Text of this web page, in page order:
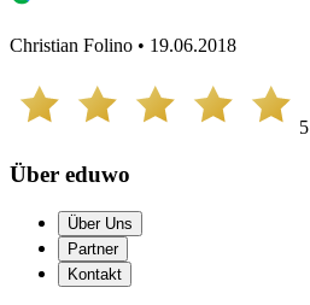
Christian Folino • 19.06.2018
5
Über eduwo
Über Uns
Partner
Kontakt